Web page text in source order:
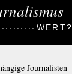
WERT?
Journalisten